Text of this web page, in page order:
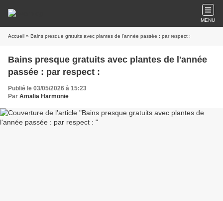
MENU
Accueil » Bains presque gratuits avec plantes de l'année passée : par respect :
Bains presque gratuits avec plantes de l'année
passée : par respect :
Publié le 03/05/2026 à 15:23
Par Amalia Harmonie